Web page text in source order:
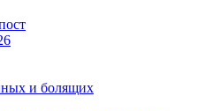
и болящих